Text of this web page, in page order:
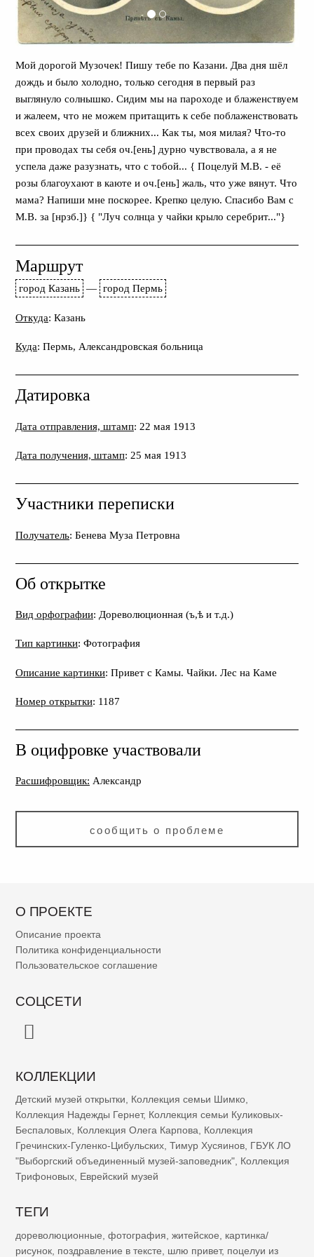
Мой дорогой Музочек! Пишу тебе по Казани. Два дня шёл
дождь и было холодно, только сегодня в первый раз
выглянуло солнышко. Сидим мы на пароходе и блаженствуем
и жалеем, что не можем притащить к себе поблаженствовать
всех своих друзей и ближних... Как ты, моя милая? Что-то
при проводах ты себя оч.[ень] дурно чувствовала, а я не
успела даже разузнать, что с тобой... { Поцелуй М.В. - её
розы благоухают в каюте и оч.[ень] жаль, что уже вянут. Что
мама? Напиши мне поскорее. Крепко целую. Спасибо Вам с
М.В. за [нрзб.]} { "Луч солнца у чайки крыло серебрит..."}
Маршрут
город Казань — город Пермь
Откуда: Казань
Куда: Пермь, Александровская больница
Датировка
Дата отправления, штамп: 22 мая 1913
Дата получения, штамп: 25 мая 1913
Участники переписки
Получатель: Бенева Муза Петровна
Об открытке
Вид орфографии: Дореволюционная (ъ,ѣ и т.д.)
Тип картинки: Фотография
Описание картинки: Привет с Камы. Чайки. Лес на Каме
Номер открытки: 1187
В оцифровке участвовали
Расшифровщик: Александр
сообщить о проблеме
О ПРОЕКТЕ
Описание проекта
Политика конфиденциальности
Пользовательское соглашение
СОЦСЕТИ
КОЛЛЕКЦИИ
Детский музей открытки Коллекция семьи Шимко
Коллекция Надежды Гернет, Коллекция семьи Куликовых-
Беспаловых Коллекция Олега Карпова
Коллекция
Гречинских-Гуленко-Цибульских Тимур Хусяинов ГБУК ЛО
"Выборгский объединенный музей-заповедник" Коллекция
Трифоновых Еврейский музей
ТЕГИ
дореволюционные фотография житейское
картинка/
рисунок поздравление в тексте шлю привет, поцелуи из